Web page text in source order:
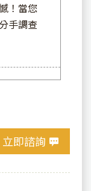
！當您
手調查
立即諮詢